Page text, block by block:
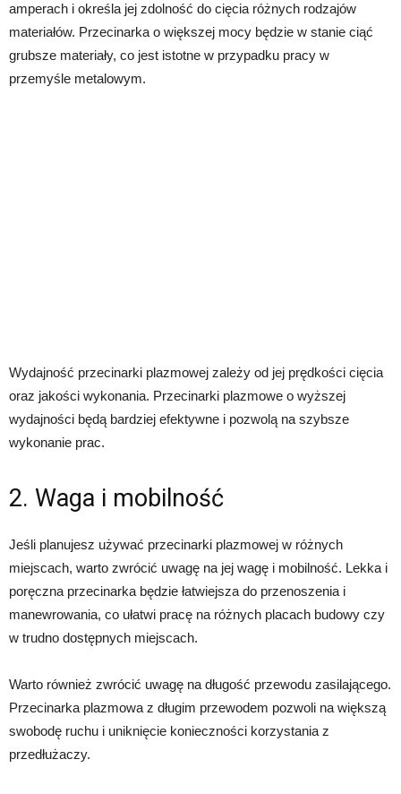
amperach i określa jej zdolność do cięcia różnych rodzajów
materiałów. Przecinarka o większej mocy będzie w stanie ciąć
grubsze materiały, co jest istotne w przypadku pracy w
przemyśle metalowym.
Wydajność przecinarki plazmowej zależy od jej prędkości cięcia
oraz jakości wykonania. Przecinarki plazmowe o wyższej
wydajności będą bardziej efektywne i pozwolą na szybsze
wykonanie prac.
2. Waga i mobilność
Jeśli planujesz używać przecinarki plazmowej w różnych
miejscach, warto zwrócić uwagę na jej wagę i mobilność. Lekka i
poręczna przecinarka będzie łatwiejsza do przenoszenia i
manewrowania, co ułatwi pracę na różnych placach budowy czy
w trudno dostępnych miejscach.
Warto również zwrócić uwagę na długość przewodu zasilającego.
Przecinarka plazmowa z długim przewodem pozwoli na większą
swobodę ruchu i uniknięcie konieczności korzystania z
przedłużaczy.